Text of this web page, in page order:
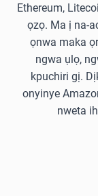
Ethereum,
ọzọ. Ma ị na-
ọnwa maka
ngwa ụlọ,
kpuchiri gị.
onyinye
nweta